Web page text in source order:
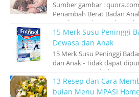
Sumber gambar :
Penambah Berat Badan
Kesulitan makan pada anak
15 Merk Susu Peninggi
Dewasa dan Anak
15 Merk Susu Peninggi
dan Anak - Tidak dapat
seseorang masih di anggap
13 Resep dan Cara
bulan Menu MPASI